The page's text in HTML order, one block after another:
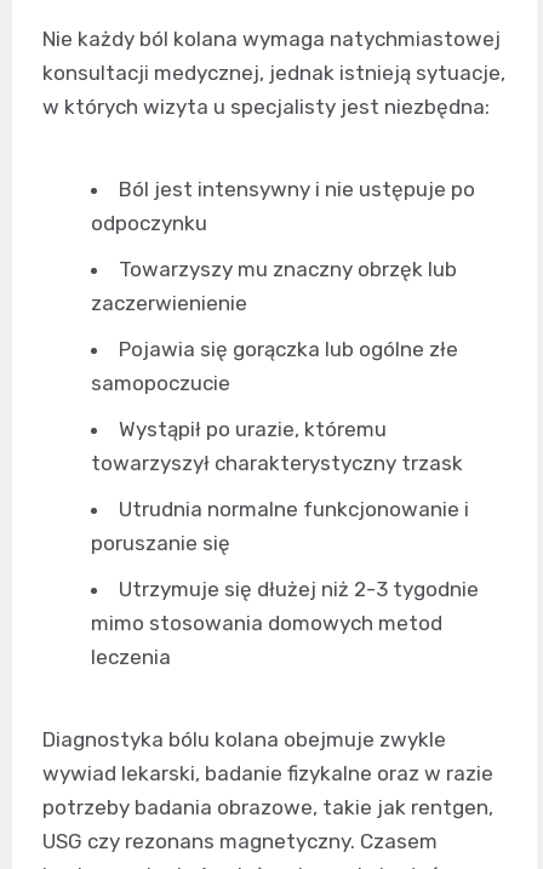
Nie każdy ból kolana wymaga natychmiastowej
konsultacji medycznej, jednak istnieją sytuacje,
w których wizyta u specjalisty jest niezbędna:
Ból jest intensywny i nie ustępuje po
odpoczynku
Towarzyszy mu znaczny obrzęk lub
zaczerwienienie
Pojawia się gorączka lub ogólne złe
samopoczucie
Wystąpił po urazie, któremu
towarzyszył charakterystyczny trzask
Utrudnia normalne funkcjonowanie i
poruszanie się
Utrzymuje się dłużej niż 2-3 tygodnie
mimo stosowania domowych metod
leczenia
Diagnostyka bólu kolana obejmuje zwykle
wywiad lekarski, badanie fizykalne oraz w razie
potrzeby badania obrazowe, takie jak rentgen,
USG czy rezonans magnetyczny. Czasem